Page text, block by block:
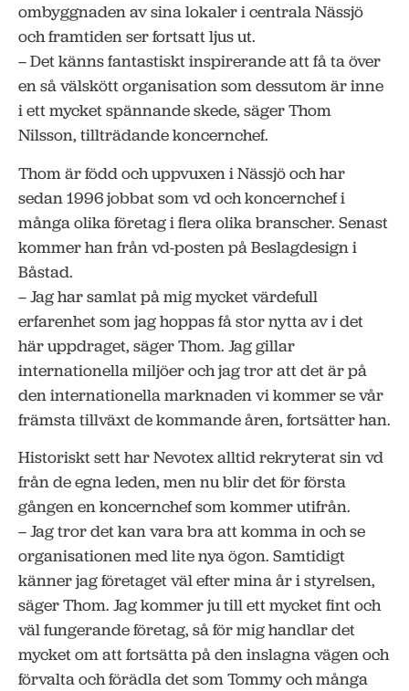
ombyggnaden av sina lokaler i centrala Nässjö
och framtiden ser fortsatt ljus ut.
– Det känns fantastiskt inspirerande att få ta över
en så välskött organisation som dessutom är inne
i ett mycket spännande skede, säger Thom
Nilsson, tillträdande koncernchef.
Thom är född och uppvuxen i Nässjö och har
sedan 1996 jobbat som vd och koncernchef i
många olika företag i flera olika branscher. Senast
kommer han från vd-posten på Beslagdesign i
Båstad.
– Jag har samlat på mig mycket värdefull
erfarenhet som jag hoppas få stor nytta av i det
här uppdraget, säger Thom. Jag gillar
internationella miljöer och jag tror att det är på
den internationella marknaden vi kommer se vår
främsta tillväxt de kommande åren, fortsätter han.
Historiskt sett har Nevotex alltid rekryterat sin vd
från de egna leden, men nu blir det för första
gången en koncernchef som kommer utifrån.
– Jag tror det kan vara bra att komma in och se
organisationen med lite nya ögon. Samtidigt
känner jag företaget väl efter mina år i styrelsen,
säger Thom. Jag kommer ju till ett mycket fint och
väl fungerande företag, så för mig handlar det
mycket om att fortsätta på den inslagna vägen och
förvalta och förädla det som Tommy och många